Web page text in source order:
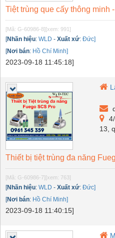
Tiệt trùng que cấy thông minh
[Mã: G-60986-8] [xem: 991]
[Nhãn hiệu: WLD - Xuất xứ: Đức]
[Nơi bán: Hồ Chí Minh]
2023-09-18 11:45:18]
13,
Thiết bị tiệt trùng đa năng
[Mã: G-60986-7] [xem: 763]
[Nhãn hiệu: WLD - Xuất xứ: Đức]
[Nơi bán: Hồ Chí Minh]
2023-09-18 11:40:15]